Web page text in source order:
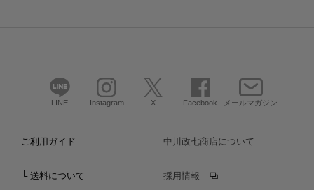
LINE Instagram X Facebook メールマガジン
ご利用ガイド
└ 送料について
中川政七商店について
採用情報